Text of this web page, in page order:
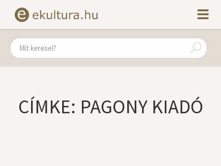
CÍMKE: PAGONY KIADÓ